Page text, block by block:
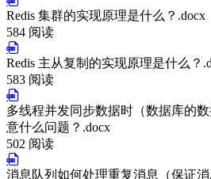
Redis 集群的实现原理是什么？.docx
584 阅读
Redis 主从复制的实现原理是什么？
583 阅读
多线程并发同步数据时（数据库的
意什么问题？.docx
502 阅读
消息队列如何处理重复消息（保证